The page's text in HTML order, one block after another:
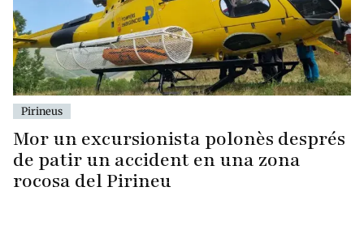
Pirineus
Mor un excursionista polonès després
de patir un accident en una zona
rocosa del Pirineu